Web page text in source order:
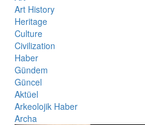
Art History
Heritage
Culture
Civilization
Haber
Gündem
Güncel
Aktüel
Arkeolojik Haber
Archa